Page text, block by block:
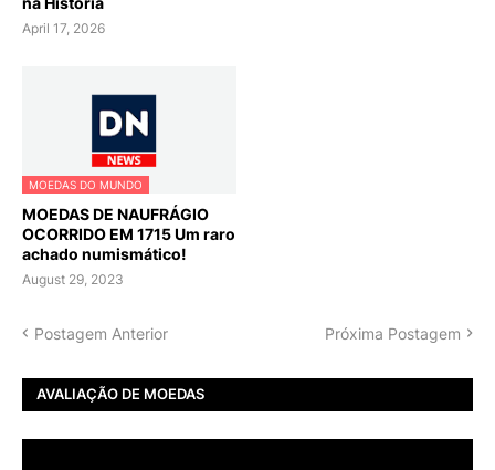
April 17, 2026
MOEDAS DO MUNDO
MOEDAS DE NAUFRÁGIO
OCORRIDO EM 1715 Um raro
achado numismático!
August 29, 2023
Postagem Anterior Próxima Postagem
AVALIAÇÃO DE MOEDAS